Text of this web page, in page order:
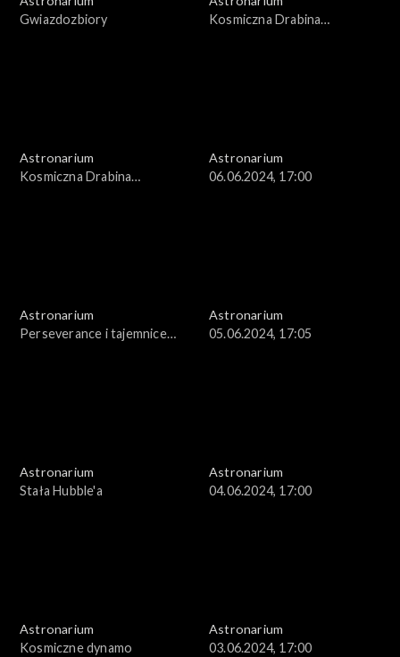
Gwiazdozbiory
Kosmiczna Drabina
Astronarium
Kosmiczna Drabina
Astronarium
06.06.2024, 17:00
Astronarium
Perseverance i tajemnice
Astronarium
05.06.2024, 17:05
Astronarium
Stała Hubble'a
Astronarium
04.06.2024, 17:00
Astronarium
Kosmiczne dynamo
Astronarium
03.06.2024, 17:00